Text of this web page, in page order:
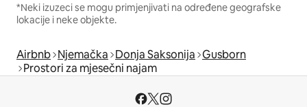
*Neki izuzeci se mogu primjenjivati na određene geografske
lokacije i neke objekte.
Airbnb Njemačka Donja Saksonija Gusborn
Prostori za mjesečni najam